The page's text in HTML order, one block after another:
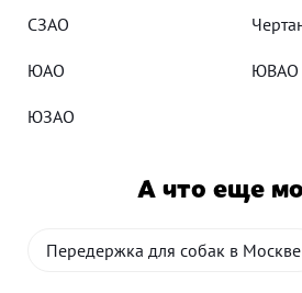
СЗАО
ЮАО ЮВАО
ЮЗАО
А что еще
Передержка для собак в Москве